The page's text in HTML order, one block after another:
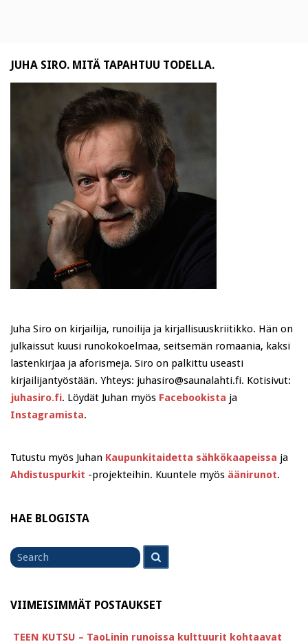
JUHA SIRO. MITÄ TAPAHTUU TODELLA.
Juha Siro on kirjailija, runoilija ja kirjallisuuskriitikko. Hän on
julkaissut kuusi runokokoelmaa, seitsemän romaania, kaksi
lastenkirjaa ja aforismeja. Siro on palkittu useasti
kirjailijantyöstään. Yhteys: juhasiro@saunalahti.fi. Kotisivut:
juhasiro.fi. Löydät Juhan myös Facebookista ja
Instagramista.
Tutustu myös Juhan Kaupunkitaidetta sähkökaapeissa ja
Ahdistuspurkit -projekteihin. Kuuntele myös äänirunot.
HAE BLOGISTA
for
VIIMEISIMMÄT POSTAUKSET
TEEN KUTSU – TaoLinin runoissa kulttuurit kohtaavat